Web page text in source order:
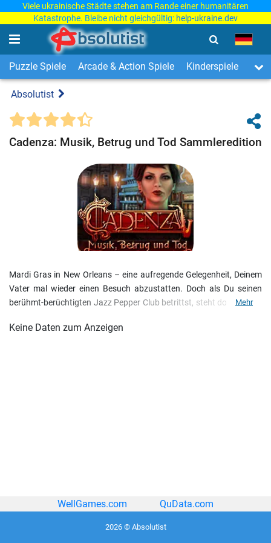
Viele ukrainische Städte stehen am Rande einer humanitären
Katastrophe. Bleibe nicht gleichgültig: help-ukraine.dev
Puzzle Spiele Arcade & Action Spiele Kinderspiele 3-
Absolutist
Cadenza: Musik, Betrug und Tod Sammleredition
Mardi Gras in New Orleans – eine aufregende Gelegenheit, Deinem
Vater mal wieder einen Besuch abzustatten. Doch als Du seinen
berühmt-berüchtigten Jazz Pepper Club betrittst, steht dort die Zeit
sind einer hypnotisierenden Jazzmelodie zum Opfer gefallen. Und
Mehr
Keine Daten zum Anzeigen
WellGames.com QuData.com
2026 © Absolutist